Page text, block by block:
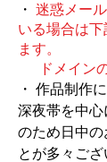
・ 迷惑メー
いる場合は
ます。
ドメイン
・ 作品制作
深夜帯を中
のため日中の
とが多々ござ